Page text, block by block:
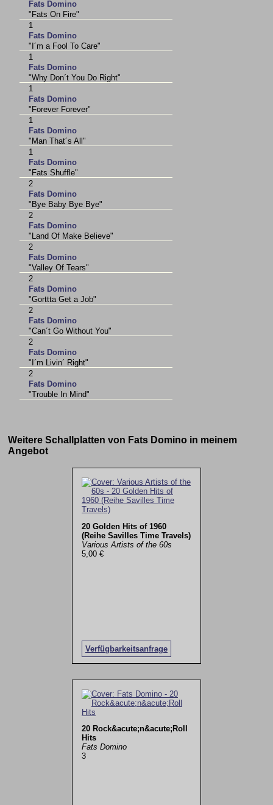
Fats Domino
"Fats On Fire"
1
Fats Domino
"I´m a Fool To Care"
1
Fats Domino
"Why Don´t You Do Right"
1
Fats Domino
"Forever Forever"
1
Fats Domino
"Man That´s All"
1
Fats Domino
"Fats Shuffle"
2
Fats Domino
"Bye Baby Bye Bye"
2
Fats Domino
"Land Of Make Believe"
2
Fats Domino
"Valley Of Tears"
2
Fats Domino
"Gorttta Get a Job"
2
Fats Domino
"Can´t Go Without You"
2
Fats Domino
"I´m Livin´ Right"
2
Fats Domino
"Trouble In Mind"
Weitere Schallplatten von Fats Domino in meinem
Angebot
20 Golden Hits of 1960
(Reihe Savilles Time Travels)
Various Artists of the 60s
5,00 €
Verfügbarkeitsanfrage
20 Rock&acute;n&acute;Roll
Hits
Fats Domino
3